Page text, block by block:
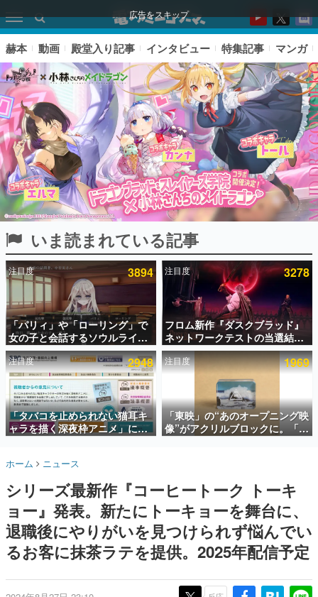
広告をスキップ
ピックアップ
電ファミのいま読まれている記事ランキング
アプリセール情報
インタビュー
連載・特集一覧
殿堂入り記事
SNS拡散数が数千以上！ ページビュー数万以上！ などな
ど。多くの人々に読まれた、電ファミ渾身の“殿堂入り”記
事をまとめました。
名作ゲームクリエイターの方々に製作時のエピソードをお
きます。
赫本
この物語を解いてはいけない。『赫本』は、〈試験問題〉
の形をした短編ホラー小説集です。
これからのデジタルゲーム市場を担う若きクリエイター達
の姿を追い、彼らのルーツと情熱を探っていきます。
赫本 動画 殿堂入り記事 インタビュー 特集記事 マンガ
いま読まれている記事
注目度 3894
「パリィ」や「ローリング」で
女の子と会話するソウルライク
恋愛ゲーム『小早川さんはソウ
ルライク』無料公開。返事に失
敗すると「YOU DIED」
注目度 3278
フロム新作『ダスクブラッド』
ネットワークテストの当選結果
が8月7日22時に発表。応募サイ
トのマイページから確認可能、
テスト実施は8月21日～24日
注目度 2948
「タバコを止められない猫耳キ
ャラを描く深夜枠アニメ」に視
聴者の一部から批判意見。違法
て、BPOが議論を交わす
注目度 1969
「東映」の“あのオープニング映
像”がアクリルブロックに。「東
映ヒストリカル グッズコレクシ
ホーム ニュース
シリーズ最新作『コーヒートーク トーキ
ョー』発表。新たにトーキョーを舞台に、
退職後にやりがいを見つけられず悩んでい
るお客に抹茶ラテを提供。2025年配信予定